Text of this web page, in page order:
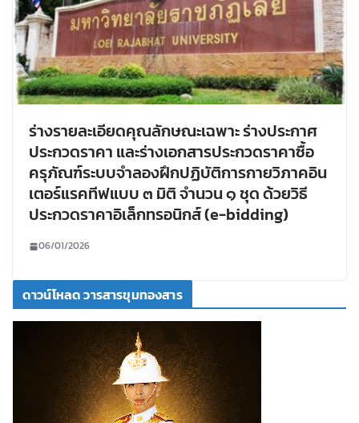
ร่างรายละเอียดคุณลักษณะเฉพาะ ร่างประกาศ
ประกวดราคา และร่างเอกสารประกวดราคาซื้อ
ครุภัณฑ์ระบบจำลองฝึกปฏิบัติการกายวิภาคอิน
เตอร์แรคทีฟแบบ ๓ มิติ จำนวน ๑ ชุด ด้วยวิธี
ประกวดราคาอิเล็กทรอนิกส์ (e-bidding)
06/01/2026
ดาวน์โหลด วารสารขุมทองสาร